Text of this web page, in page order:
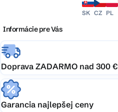
SK CZ PL
Informácie pre Vás
Doprava ZADARMO nad 300 €
Garancia najlepšej ceny